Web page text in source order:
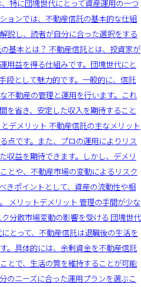
特に団塊世代にとって資産運用の一つ
ョンでは、不動産信託の基本的な仕組
説し、読者が自分に合った選択をする
基本とは？ 不動産信託とは、投資家が
用益を得る仕組みです。団塊世代にと
段として魅力的です。一般的に、信託
不動産の管理と運用を行います。これ
を省き、安定した収入を期待すること
デメリット 不動産信託の主なメリット
点です。また、プロの運用によりリス
収益を期待できます。しかし、デメリ
とや、不動産市場の変動によるリスク
きポイントとして、資産の流動性や相
メリットデメリット 管理の手間が少な
分散市場変動の影響を受ける 団塊世代
とって、不動産信託は退職後の生活を
。具体的には、余剰資金を不動産信託
とで、生活の質を維持することが可能
のニーズに合った運用プランを選ぶこ